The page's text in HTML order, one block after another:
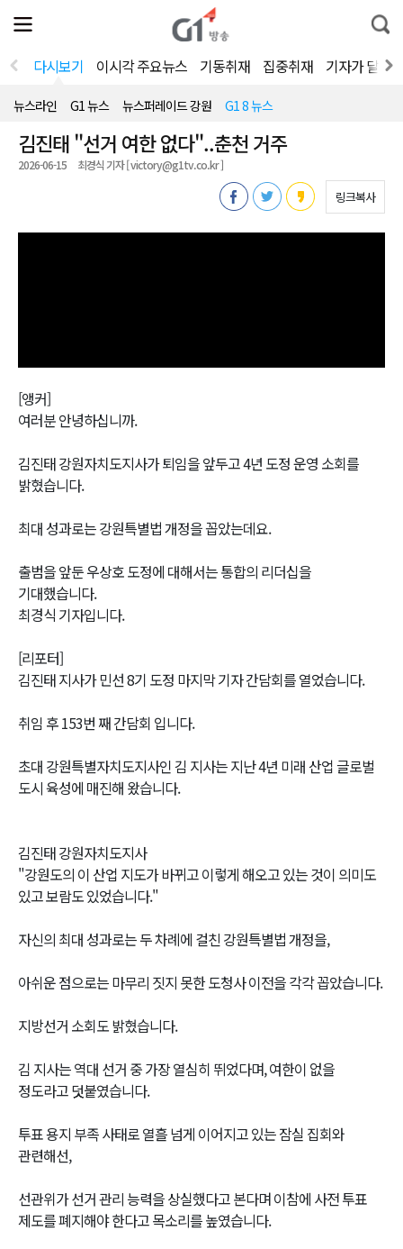
전
체
뉴
열
통
합
색
다시보기 이시각 주요뉴스 기동취재 집중취재 기자가 달려
뉴스라인 G1 뉴스 뉴스퍼레이드 강원 G1 8 뉴스
김진태 "선거 여한 없다"..춘천 거주
2026-06-15 최경식 기자 [ victory@g1tv.co.kr ]
링크복사
[앵커]
여러분 안녕하십니까.
김진태 강원자치도지사가 퇴임을 앞두고 4년 도정 운영 소회를
밝혔습니다.
최대 성과로는 강원특별법 개정을 꼽았는데요.
출범을 앞둔 우상호 도정에 대해서는 통합의 리더십을
기대했습니다.
최경식 기자입니다.
[리포터]
김진태 지사가 민선 8기 도정 마지막 기자 간담회를 열었습니다.
취임 후 153번 째 간담회 입니다.
초대 강원특별자치도지사인 김 지사는 지난 4년 미래 산업 글로벌
도시 육성에 매진해 왔습니다.
김진태 강원자치도지사
"강원도의 이 산업 지도가 바뀌고 이렇게 해오고 있는 것이 의미도
있고 보람도 있었습니다."
자신의 최대 성과로는 두 차례에 걸친 강원특별법 개정을,
아쉬운 점으로는 마무리 짓지 못한 도청사 이전을 각각 꼽았습니다.
지방선거 소회도 밝혔습니다.
김 지사는 역대 선거 중 가장 열심히 뛰었다며, 여한이 없을
정도라고 덧붙였습니다.
투표 용지 부족 사태로 열흘 넘게 이어지고 있는 잠실 집회와
관련해선,
선관위가 선거 관리 능력을 상실했다고 본다며 이참에 사전 투표
제도를 폐지해야 한다고 목소리를 높였습니다.